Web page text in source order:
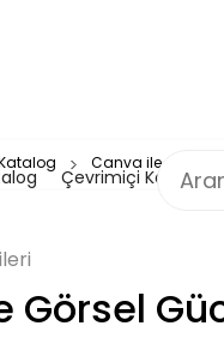
Çevrimiçi Katalog
Canva ile Görsel
Görsel